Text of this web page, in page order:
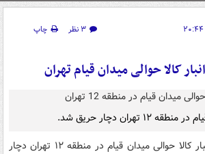
۳ نظر
چاپ
کالا حوالی میدان قیام تهران
تهران دچار حریق شد.
یک انبار کالا حوالی میدان قیام در منطقه ۱۲ تهران دچار